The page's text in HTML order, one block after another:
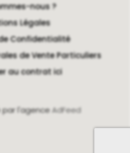
nous ?
Légales
Confidentialité
de Vente Particuliers
au contrat ici
par l'agenceAdFeed